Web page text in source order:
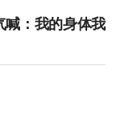
喊：我的身体我